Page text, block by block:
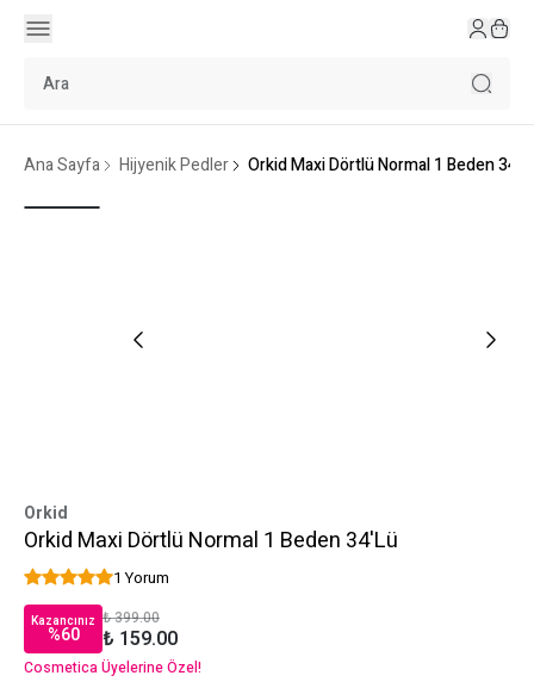
Ana Sayfa Hijyenik Pedler Orkid Maxi Dörtlü Normal 1 Beden
Orkid
Orkid Maxi Dörtlü Normal 1 Beden 34'Lü
1 Yorum
Kazancınız
%60
₺ 399.00
₺ 159.00
Cosmetica Üyelerine Özel!